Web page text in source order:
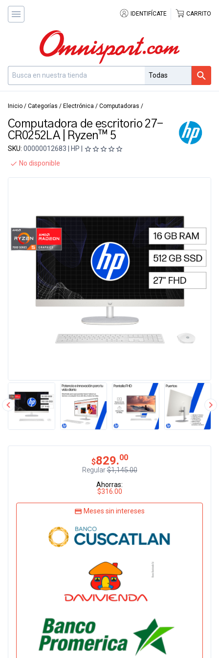
IDENTIFÍCATE CARRITO
Inicio / Categorías / Electrónica / Computadoras /
Computadora de escritorio 27-
CR0252LA | Ryzen™ 5
SKU: 00000012683 | HP |
No disponible
$829.00
Regular$1,145.00
Ahorras:
$316.00
Meses sin intereses